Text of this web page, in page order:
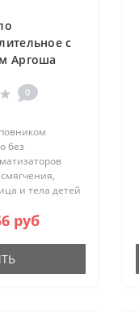
с
Аргоша
0
без
и тела детей
с
– идеальное
руб